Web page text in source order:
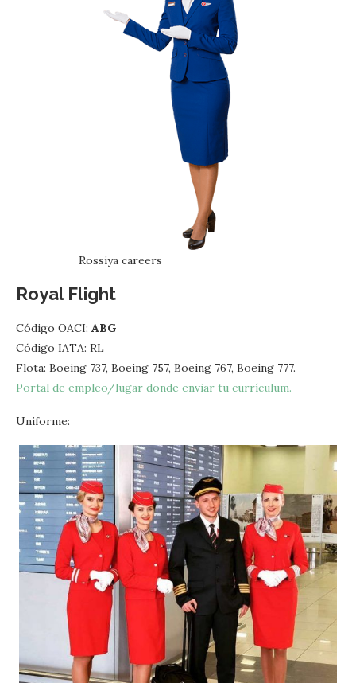
Rossiya careers
Royal Flight
Código OACI: ABG
Código IATA: RL
Flota: Boeing 737, Boeing 757, Boeing 767, Boeing 777.
Portal de empleo/lugar donde enviar tu currículum.
Uniforme: